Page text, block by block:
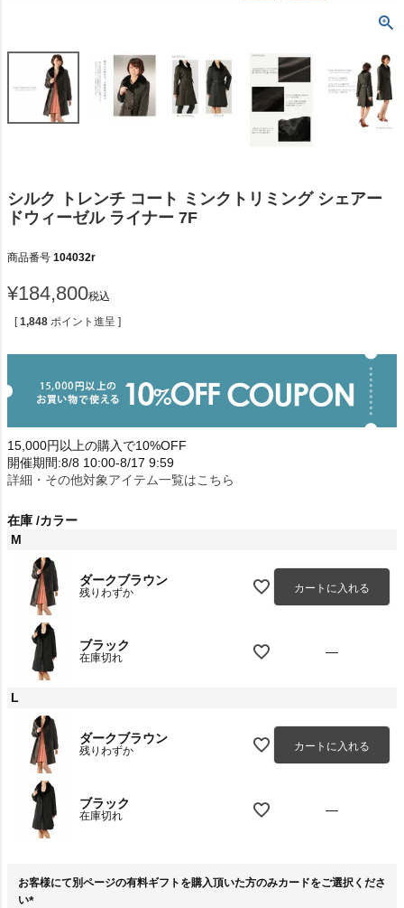
シルク トレンチ コート ミンクトリミング シェアー
ドウィーゼル ライナー 7F
商品番号 104032r
¥184,800税込
[ 1,848 ポイント進呈 ]
15,000円以上の購入で10%OFF
開催期間:8/8 10:00-8/17 9:59
詳細・その他対象アイテム一覧はこちら
在庫 カラー
M
ダークブラウン
残りわずか カートに入れる
ブラック
在庫切れ —
L
ダークブラウン
残りわずか カートに入れる
ブラック
在庫切れ —
お客様にて別ページの有料ギフトを購入頂いた方のみカードをご選択くださ
い